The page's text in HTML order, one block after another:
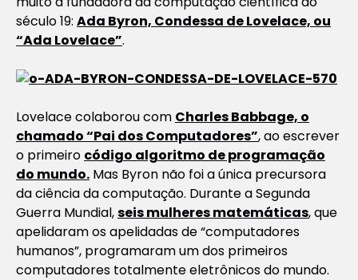
século 19: Ada Byron, Condessa de Lovelace, ou
“Ada Lovelace”.
Lovelace colaborou com Charles Babbage, o
chamado “Pai dos Computadores”, ao escrever
o primeiro código algoritmo de programação
do mundo. Mas Byron não foi a única precursora
da ciência da computação. Durante a Segunda
Guerra Mundial,seis mulheres matemáticas, que
apelidaram os apelidadas de “computadores
humanos”, programaram um dos primeiros
computadores totalmente eletrônicos do mundo.